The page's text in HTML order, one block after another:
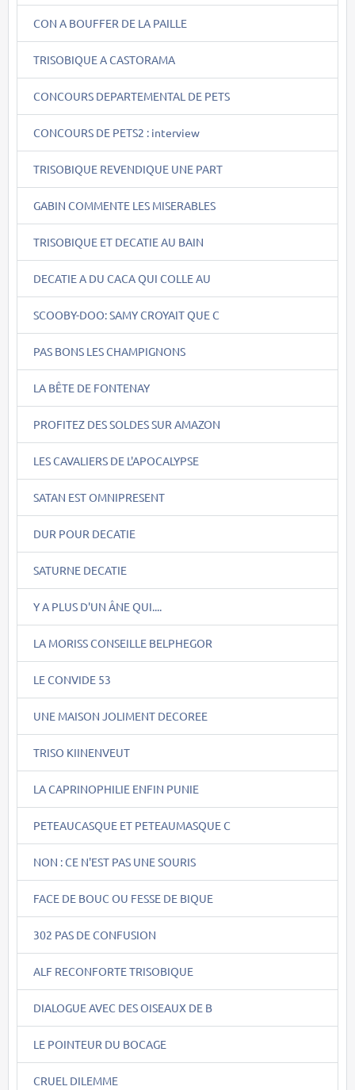
CON A BOUFFER DE LA PAILLE
TRISOBIQUE A CASTORAMA
CONCOURS DEPARTEMENTAL DE PETS
CONCOURS DE PETS2 : interview
TRISOBIQUE REVENDIQUE UNE PART
GABIN COMMENTE LES MISERABLES
TRISOBIQUE ET DECATIE AU BAIN
DECATIE A DU CACA QUI COLLE AU
SCOOBY-DOO: SAMY CROYAIT QUE C
PAS BONS LES CHAMPIGNONS
LA BÊTE DE FONTENAY
PROFITEZ DES SOLDES SUR AMAZON
LES CAVALIERS DE L'APOCALYPSE
SATAN EST OMNIPRESENT
DUR POUR DECATIE
SATURNE DECATIE
Y A PLUS D'UN ÂNE QUI....
LA MORISS CONSEILLE BELPHEGOR
LE CONVIDE 53
UNE MAISON JOLIMENT DECOREE
TRISO KIINENVEUT
LA CAPRINOPHILIE ENFIN PUNIE
PETEAUCASQUE ET PETEAUMASQUE C
NON : CE N'EST PAS UNE SOURIS
FACE DE BOUC OU FESSE DE BIQUE
302 PAS DE CONFUSION
ALF RECONFORTE TRISOBIQUE
DIALOGUE AVEC DES OISEAUX DE B
LE POINTEUR DU BOCAGE
CRUEL DILEMME